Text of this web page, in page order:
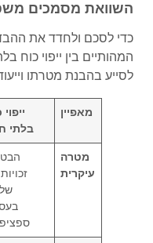
השוואת מסמכים
כדי לסכם ולחדד את
המהותיים בין ייפוי כוח
לסייע בהבנת מטרתו
מאפיין
בלתי
מטרה
עיקרית